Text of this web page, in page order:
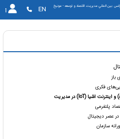
EN
باز
فکری
پلتفرمی
عصر دیجیتال
سازمان